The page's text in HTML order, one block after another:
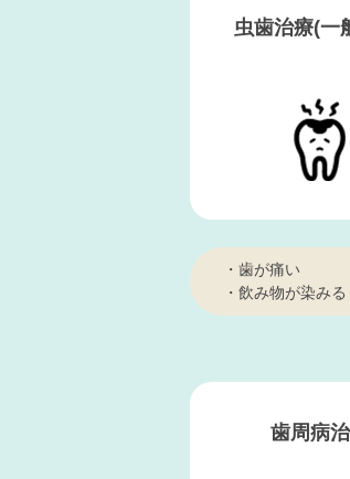
虫歯治療(一
・歯が痛い
・飲み物が染みる
歯周病